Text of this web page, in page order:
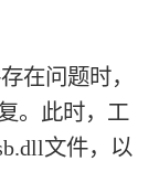
在问题时，
。此时，工
文件，以